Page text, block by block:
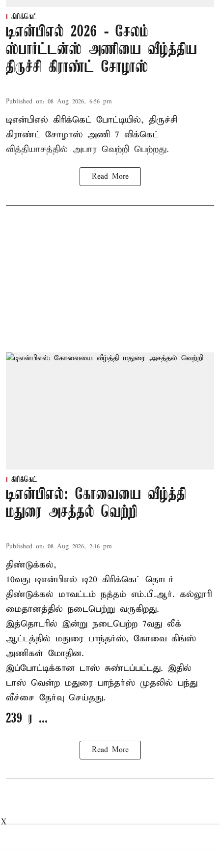
கிரிக்கெட்
டிஎன்பிஎல் 2026 - சேலம்
ஸ்பார்ட்டன்ஸ் அணியை வீழ்த்திய
திருச்சி கிராண்ட் சோழாஸ்
Published on: 08 Aug 2026, 6:56 pm
டிஎன்பிஎல் கிரிக்கெட் போட்டியில், திருச்சி
கிராண்ட் சோழாஸ் அணி 7 விக்கெட்
வித்தியாசத்தில் அபார வெற்றி பெற்றது.
Read More
கிரிக்கெட்
டிஎன்பிஎல்: கோவையை வீழ்த்தி
மதுரை அசத்தல் வெற்றி
Published on: 08 Aug 2026, 2:16 pm
திண்டுக்கல்,
10வது டிஎன்பிஎல் டி20 கிரிக்கெட் தொடர்
திண்டுக்கல் மாவட்டம் நத்தம் எம்.பி.ஆர். கல்லூரி
மைதானத்தில் நடைபெற்று வருகிறது.
இத்தொடரில் இன்று நடைபெற்ற 7வது லீக்
ஆட்டத்தில் மதுரை பாந்தர்ஸ், கோவை கிங்ஸ்
அணிகள் மோதின.
இப்போட்டிக்கான டாஸ் சுண்டப்பட்டது. இதில்
டாஸ் வென்ற மதுரை பாந்தர்ஸ் முதலில் பந்து
வீச்சை தேர்வு செய்தது.
239 ர ...
Read More
X